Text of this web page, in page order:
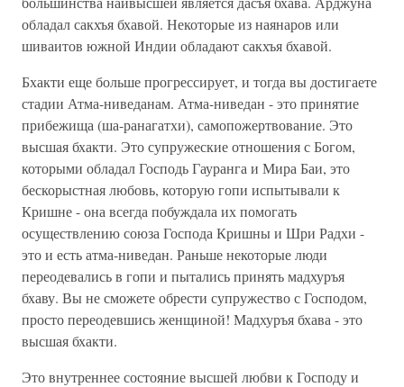
обладал сакхъя бхавой. Некоторые из наянаров или
шиваитов южной Индии обладают сакхъя бхавой.
Бхакти еще больше прогрессирует, и тогда вы достигаете
стадии Атма-ниведанам. Атма-ниведан - это принятие
прибежища (ша-ранагатхи), самопожертвование. Это
высшая бхакти. Это супружеские отношения с Богом,
которыми обладал Господь Гауранга и Мира Баи, это
бескорыстная любовь, которую гопи испытывали к
Кришне - она всегда побуждала их помогать
осуществлению союза Господа Кришны и Шри Радхи -
это и есть атма-ниведан. Раньше некоторые люди
переодевались в гопи и пытались принять мадхуръя
бхаву. Вы не сможете обрести супружество с Господом,
просто переодевшись женщиной! Мадхуръя бхава - это
высшая бхакти.
Это внутреннее состояние высшей любви к Господу и